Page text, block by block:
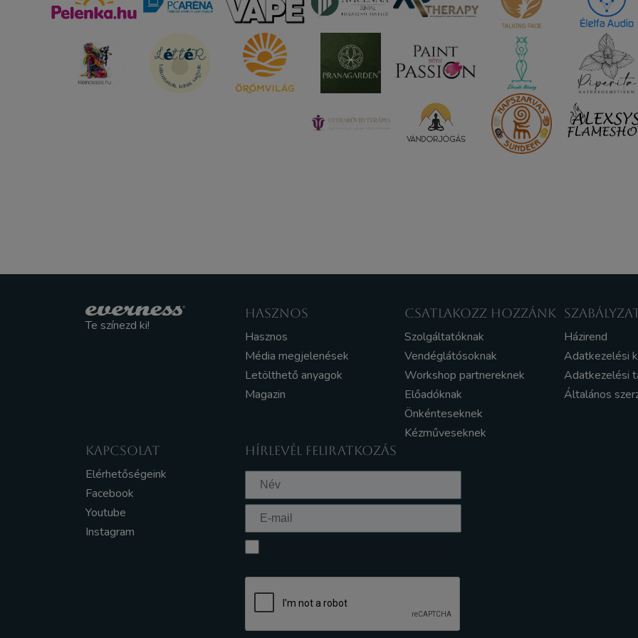
Te színezd ki!
HASZNOS
Hasznos
Média megjelenések
Letölthető anyagok
Magazin
CSATLAKOZZ HOZZÁNK
Szolgáltatóknak
Vendéglátósoknak
Workshop partnereknek
Előadóknak
Önkénteseknek
Kézműveseknek
Házirend
Adatkezelési
Adatkezelési
Általános
KAPCSOLAT
Elérhetőségeink
Facebook
Youtube
Instagram
HÍRLEVÉL FELIRATKOZÁS